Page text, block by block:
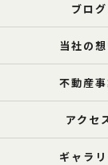
ブログ
当社の想
不動産
アクセ
ギャラリ